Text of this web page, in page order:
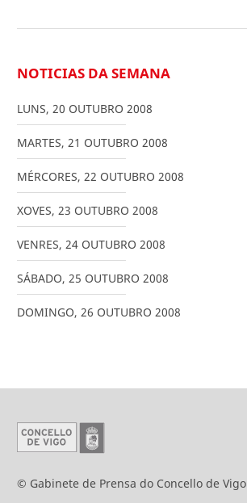
NOTICIAS DA SEMANA
LUNS, 20 OUTUBRO 2008
MARTES, 21 OUTUBRO 2008
MÉRCORES, 22 OUTUBRO 2008
XOVES, 23 OUTUBRO 2008
VENRES, 24 OUTUBRO 2008
SÁBADO, 25 OUTUBRO 2008
DOMINGO, 26 OUTUBRO 2008
© Gabinete de Prensa do Concello de Vigo